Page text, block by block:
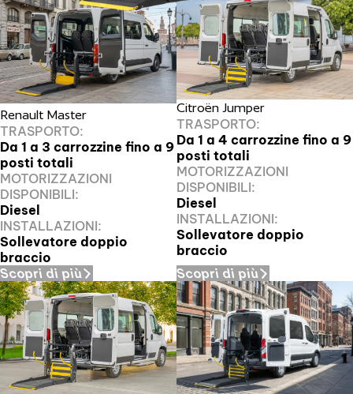
Renault Master
TRASPORTO:
Da 1 a 3 carrozzine fino a 9
posti totali
MOTORIZZAZIONI
DISPONIBILI:
Diesel
INSTALLAZIONI:
Sollevatore doppio
braccio
di più
Citroën Jumper
TRASPORTO:
Da 1 a 4 carrozzine fino a 9
posti totali
MOTORIZZAZIONI
DISPONIBILI:
Diesel
INSTALLAZIONI:
Sollevatore doppio
braccio
Scopri di più